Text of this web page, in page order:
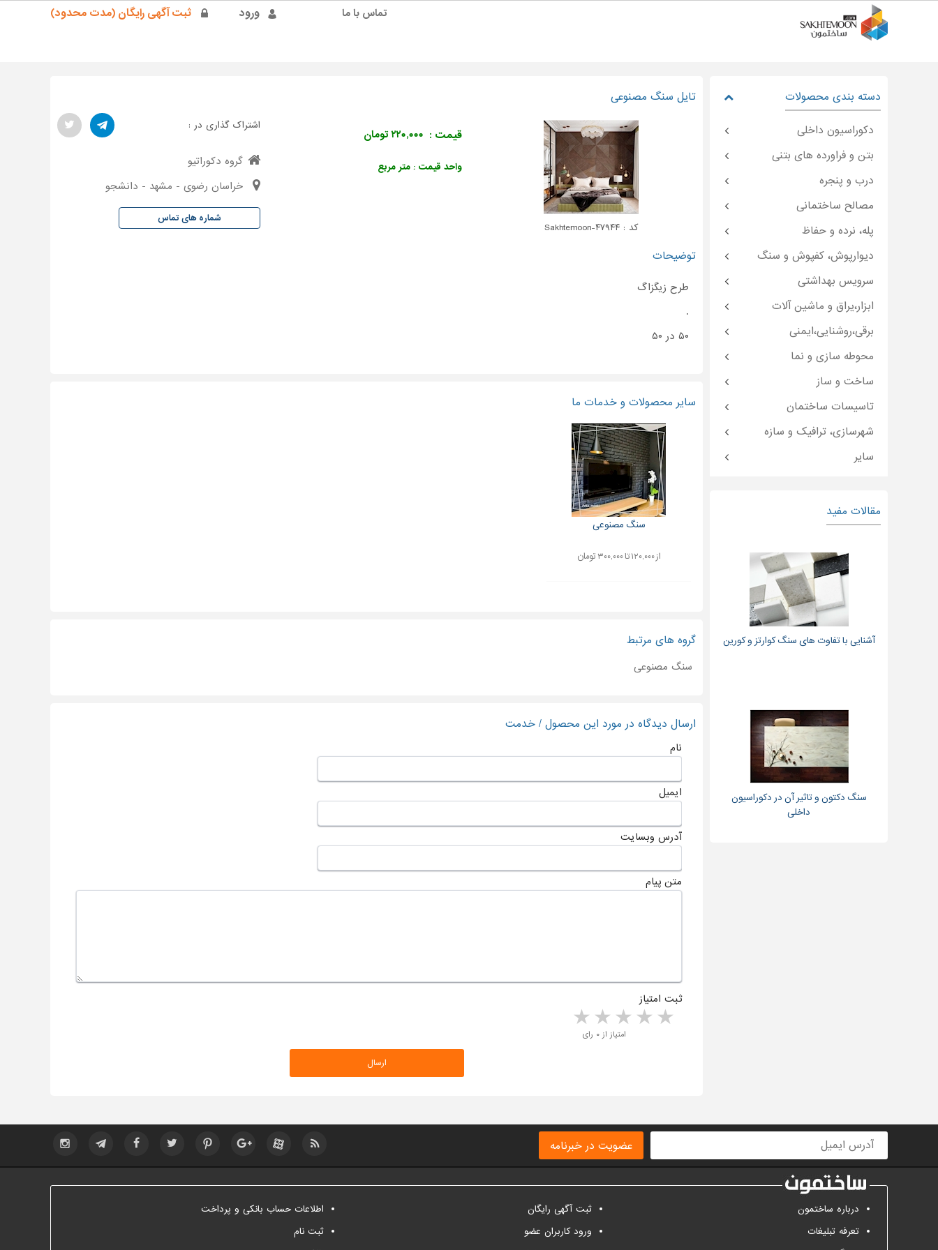
ورود ثبت آگهی رایگان (مدت محدود) تماس با ما
تایل سنگ مصنوعی
کد : Sakhtemoon-۴۷۹۴۴
قیمت : ۲۲۰,۰۰۰ تومان
واحد قیمت : متر مربع
توضیحات
طرح زیگزاگ
.
۵۰ در ۵۰
اشتراک گذاری در :
گروه دکوراتیو
خراسان رضوی - مشهد - دانشجو
شماره های تماس
سایر محصولات و خدمات ما
سنگ مصنوعی
از ۱۲۰,۰۰۰ تا ۳۰۰,۰۰۰ تومان
گروه های مرتبط
سنگ مصنوعی
ارسال دیدگاه در مورد این محصول / خدمت
نام
ایمیل
آدرس وبسایت
متن پیام
ثبت امتیاز
4 stars 3 stars 2 stars 1 star امتیاز از ۰ رای
دسته بندی محصولات
دکوراسیون داخلی
بتن و فراورده های بتنی
درب و پنجره
مصالح ساختمانی
پله، نرده و حفاظ
دیوارپوش، کفپوش و سنگ
سرویس بهداشتی
ابزار،یراق و ماشین آلات
برقی،روشنایی،ایمنی
محوطه سازی و نما
ساخت و ساز
تاسیسات ساختمان
شهرسازی، ترافیک و سازه
سایر
مقالات مفید
آشنایی با تفاوت های سنگ کوارتز و کورین
سنگ دکتون و تاثیر آن در دکوراسیون
داخلی
عضویت در خبرنامه
درباره ساختمون
تعرفه تبلیغات
ثبت آگهی رایگان
ورود کاربران عضو
اطلاعات حساب بانکی و پرداخت
ثبت نام